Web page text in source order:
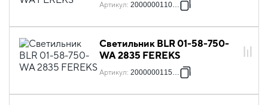
Артикул: 2000000110592
Светильник BLR 01-58-750-
WA 2835 FEREKS
Артикул: 2000000115696